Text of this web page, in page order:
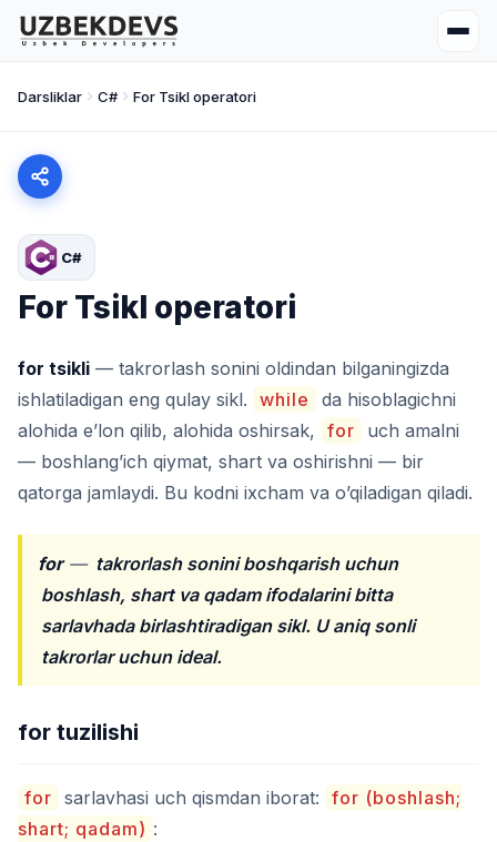
Darsliklar C# For Tsikl operatori
C#
For Tsikl operatori
for tsikli — takrorlash sonini oldindan bilganingizda
ishlatiladigan eng qulay sikl. while
da hisoblagichni
alohida e’lon qilib, alohida oshirsak, for
uch amalni
— boshlang’ich qiymat, shart va oshirishni — bir
qatorga jamlaydi. Bu kodni ixcham va o’qiladigan qiladi.
for— takrorlash sonini boshqarish uchun
boshlash, shart va qadam ifodalarini bitta
sarlavhada birlashtiradigan sikl. U aniq sonli
takrorlar uchun ideal.
for tuzilishi
for sarlavhasi uch qismdan iborat: for (boshlash;
shart; qadam) :